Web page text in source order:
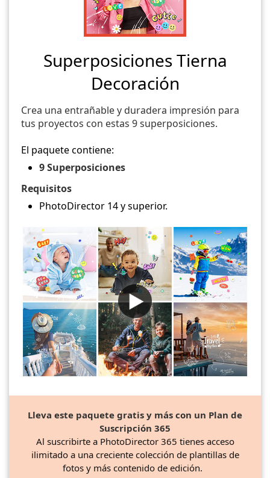
Superposiciones Tierna
Decoración
Crea una entrañable y duradera impresión para
tus proyectos con estas 9 superposiciones.
El paquete contiene:
9 Superposiciones
Requisitos
PhotoDirector 14 y superior.
Lleva este paquete gratis y más con un Plan de
Suscripción 365
Al suscribirte a PhotoDirector 365 tienes acceso
ilimitado a una creciente colección de plantillas de
fotos y más contenido de edición.